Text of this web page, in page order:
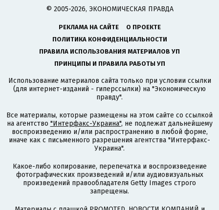
© 2005-2026, ЭКОНОМИЧЕСКАЯ ПРАВДА
РЕКЛАМА НА САЙТЕ
О ПРОЕКТЕ
ПОЛИТИКА КОНФИДЕНЦИАЛЬНОСТИ
ПРАВИЛА ИСПОЛЬЗОВАНИЯ МАТЕРИАЛОВ УП
ПРИНЦИПЫ И ПРАВИЛА РАБОТЫ УП
Использование материалов сайта только при условии ссылки
(для интернет-изданий - гиперссылки) на "Экономическую
правду".
Все материалы, которые размещены на этом сайте со ссылкой
на агентство "Интерфакс-Украина", не подлежат дальнейшему
воспроизведению и/или распространению в любой форме,
иначе как с письменного разрешения агентства "Интерфакс-
Украина".
Какое-либо копирование, перепечатка и воспроизведение
фотографических произведений и/или аудиовизуальных
произведений правообладателя Getty Images строго
запрещены.